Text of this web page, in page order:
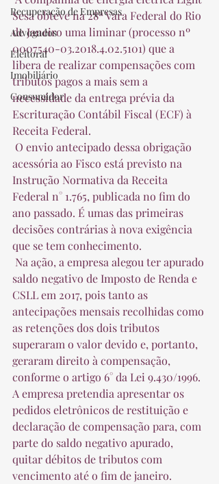
Recuperação de Empresas
Advogados
Eleitoral
Imobiliário
Consumidor
Sesa obteve na 28ª Vara Federal do Rio
de Janeiro uma liminar (processo nº
0007540-03.2018.4.02.5101) que a
libera de realizar compensações com
tributos pagos a mais sem a
necessidade da entrega prévia da
Escrituração Contábil Fiscal (ECF) à
Receita Federal.
acessória ao Fisco está previsto na
Instrução Normativa da Receita
Federal n° 1.765, publicada no fim do
ano passado. É umas das primeiras
decisões contrárias à nova exigência
que se tem conhecimento.
saldo negativo de Imposto de Renda e
CSLL em 2017, pois tanto as
antecipações mensais recolhidas como
as retenções dos dois tributos
superaram o valor devido e, portanto,
geraram direito à compensação,
conforme o artigo 6° da Lei 9.430/1996.
A empresa pretendia apresentar os
pedidos eletrônicos de restituição e
declaração de compensação para, com
parte do saldo negativo apurado,
quitar débitos de tributos com
vencimento até o fim de janeiro.